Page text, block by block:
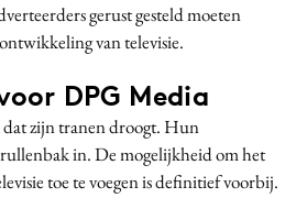
gerust gesteld moeten
van televisie.
DPG Media
zijn tranen droogt. Hun
in. De mogelijkheid om het
toe te voegen is definitief voorbij.